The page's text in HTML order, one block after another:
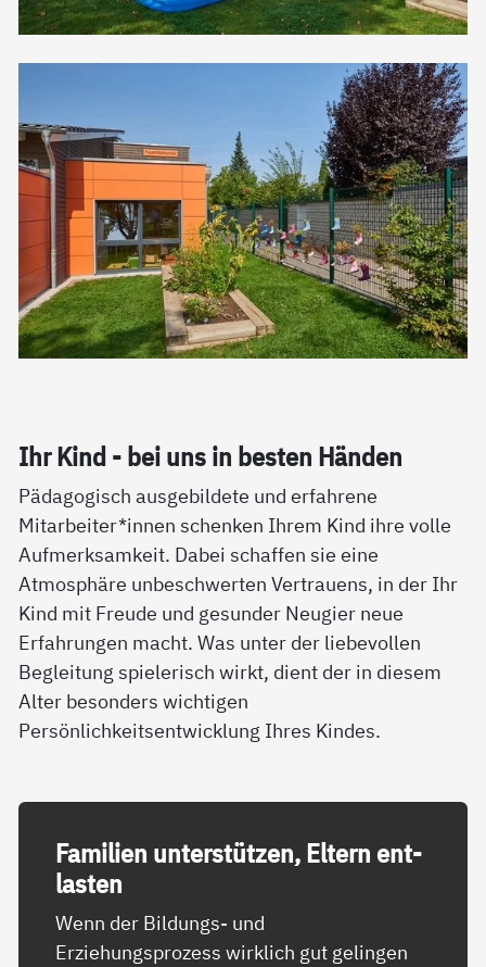
Ihr Kind - bei uns in bes­ten Hän­den
Pädagogisch ausgebildete und erfahrene
Mitarbeiter*innen schenken Ihrem Kind ihre volle
Aufmerksamkeit. Dabei schaffen sie eine
Atmosphäre unbeschwerten Vertrauens, in der Ihr
Kind mit Freude und gesunder Neugier neue
Erfahrungen macht. Was unter der liebevollen
Begleitung spielerisch wirkt, dient der in diesem
Alter besonders wichtigen
Persönlichkeitsentwicklung Ihres Kindes.
Fa­mi­li­en un­ter­stüt­zen, El­tern ent­
las­ten
Wenn der Bildungs- und
Erziehungsprozess wirklich gut gelingen